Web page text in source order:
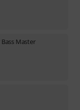
Master